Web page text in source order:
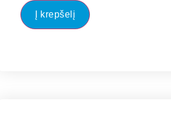
Į krepšelį